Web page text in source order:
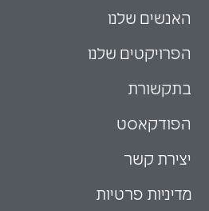
האנשים שלנו
הפרויקטים שלנו
בתקשורת
הפודקאסט
יצירת קשר
מדיניות פרטיות